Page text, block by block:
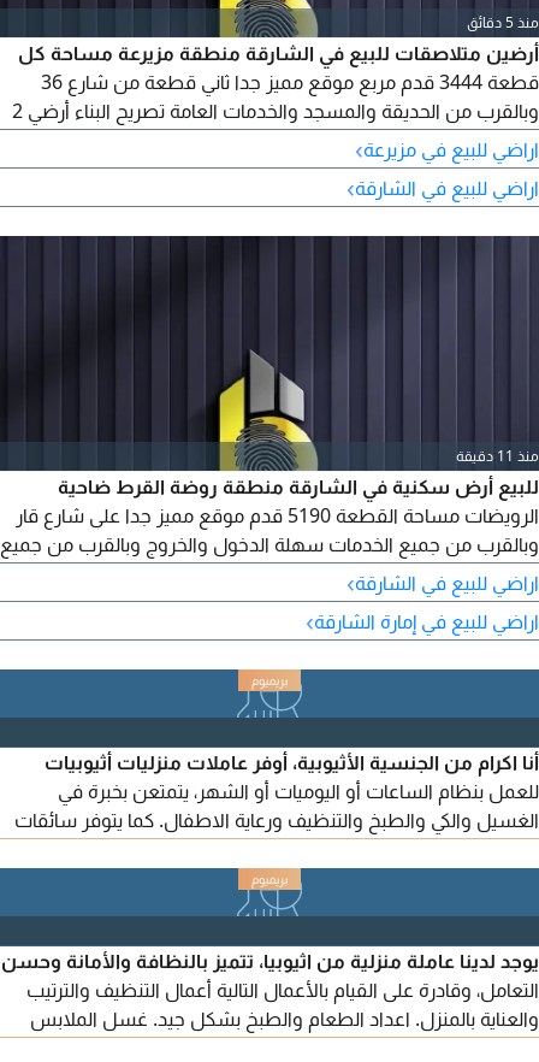
منذ 5 دقائق
أرضين متلاصقات للبيع في الشارقة منطقة مزيرعة مساحة كل
قطعة 3444 قدم مربع موقع مميز جدا ثاني قطعة من شارع 36
وبالقرب من الحديقة والمسجد والخدمات العامة تصريح البناء أرضي 2
للأخوة العرب بنظام اقساط
اراضي للبيع في مزيرعة›
اراضي للبيع في الشارقة›
منذ 11 دقيقة
للبيع أرض سكنية في الشارقة منطقة روضة القرط ضاحية
الرويضات مساحة القطعة 5190 قدم موقع مميز جدا على شارع قار
وبالقرب من جميع الخدمات سهلة الدخول والخروج وبالقرب من جميع
امكانية التملك الأخوة العرب الوافدين جاهز للبناء للتواصل
والاستفسار عبدالرحمن استشاري
اراضي للبيع في الشارقة›
اراضي للبيع في إمارة الشارقة›
أنا اكرام من الجنسية الأثيوبية، أوفر عاملات منزليات أثيوبيات
للعمل بنظام الساعات أو اليوميات أو الشهر، يتمتعن بخبرة في
الغسيل والكي والطبخ والتنظيف ورعاية الاطفال. كما يتوفر سائقات
جميع العاملات يتميزن بالالتزام والخبرة، والهدف هو تقديم خدمة
منزلية موثوقة تلبي احتياجات الأسر ويتوفر سائقة أو فر تايم
يوجد لدينا عاملة منزلية من اثيوبيا، تتميز بالنظافة والأمانة وحسن
التعامل، وقادرة على القيام بالأعمال التالية أعمال التنظيف والترتيب
والعناية بالمنزل. اعداد الطعام والطبخ بشكل جيد. غسل الملابس